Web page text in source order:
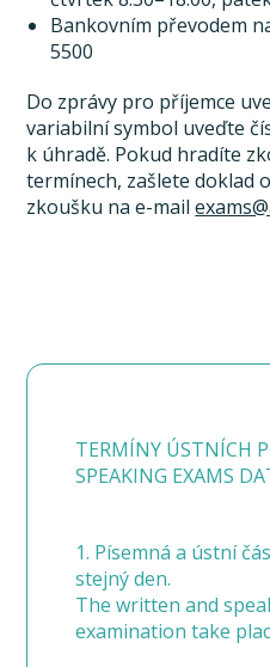
Bankovním převodem
5500
Do zprávy pro příjemce
variabilní symbol uveďte
k úhradě. Pokud hradíte
termínech, zašlete doklad
zkoušku na e-mail
TERMÍNY ÚSTNÍCH
SPEAKING EXAMS
1. Písemná a ústní
stejný den.
The written and
examination take